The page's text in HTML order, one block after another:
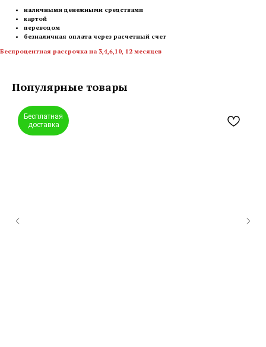
наличными денежными средствами
картой
переводом
безналичная оплата через расчетный счет
Беспроцентная рассрочка на 3,4,6,10, 12 месяцев
Популярные товары
Бесплатная
доставка